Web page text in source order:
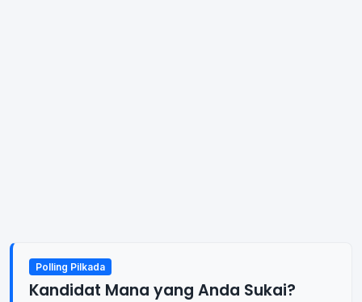
Polling Pilkada
Kandidat Mana yang Anda Sukai?